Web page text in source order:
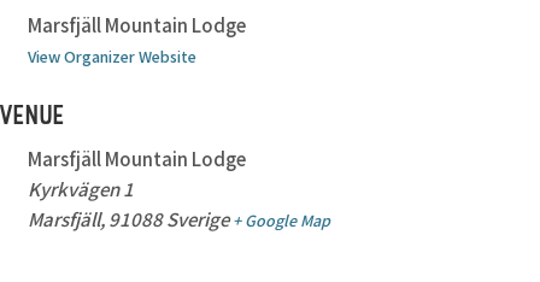
Marsfjäll Mountain Lodge
View Organizer Website
VENUE
Marsfjäll Mountain Lodge
Kyrkvägen 1
Marsfjäll, 91088 Sverige + Google Map